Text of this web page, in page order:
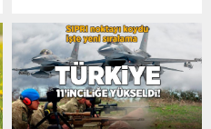
mesaj gönderen Rusya
Devlet Başkanı Vladimir
Putin burada dikkat çeken
ifadeler kullandı.